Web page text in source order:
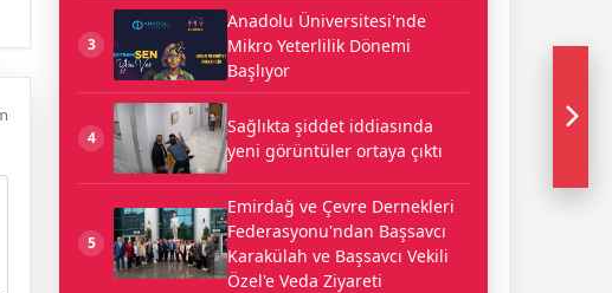
3
Anadolu Üniversitesi'nde
Mikro Yeterlilik Dönemi
Başlıyor
4
Sağlıkta şiddet iddiasında
yeni görüntüler ortaya çıktı
5
Emirdağ ve Çevre Dernekleri
Federasyonu'ndan Başsavcı
Karakülah ve Başsavcı Vekili
Özel'e Veda Ziyareti